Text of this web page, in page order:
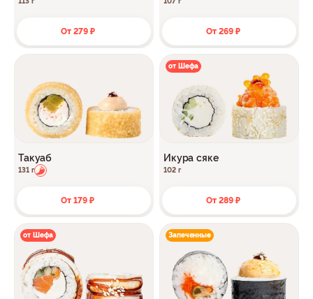
От 279 ₽ От 269 ₽
Такуаб
131 г
От 179 ₽
от Шефа
Икура сяке
102 г
От 289 ₽
от Шефа Запеченные